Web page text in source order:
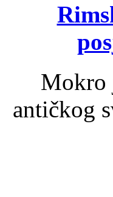
Mokro
antičkog